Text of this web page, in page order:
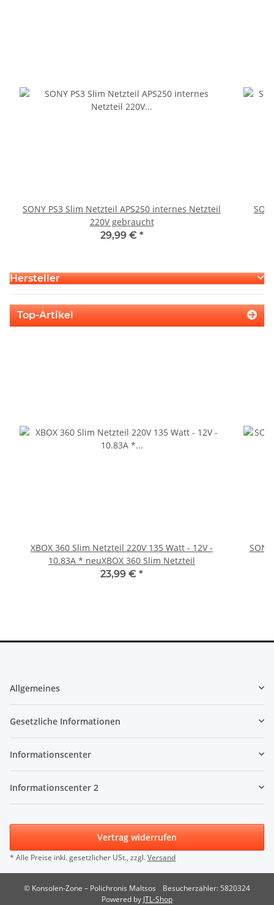
SONY PS3 Slim Netzteil APS250 internes Netzteil
220V gebraucht
29,99 € *
Hersteller
Top-Artikel
XBOX 360 Slim Netzteil 220V 135 Watt - 12V -
10.83A * neuXBOX 360 Slim Netzteil
23,99 € *
Allgemeines
Gesetzliche Informationen
Informationscenter
Informationscenter 2
Vertrag widerrufen
* Alle Preise inkl. gesetzlicher USt., zzgl.Versand
© Konsolen-Zone – Polichronis Maltsos
Besucherzähler: 5820324
Powered by JTL-Shop